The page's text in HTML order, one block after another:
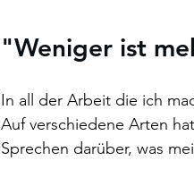
"Weniger ist
In all der Arbeit die ich
Auf verschiedene Arten
Sprechen darüber, was